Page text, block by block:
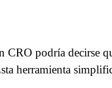
CRO podría decirse
herramienta